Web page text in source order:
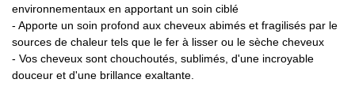
environnementaux en apportant un soin ciblé
- Apporte un soin profond aux cheveux abimés et fragilisés par le
sources de chaleur tels que le fer à lisser ou le sèche cheveux
- Vos cheveux sont chouchoutés, sublimés, d'une incroyable
douceur et d'une brillance exaltante.